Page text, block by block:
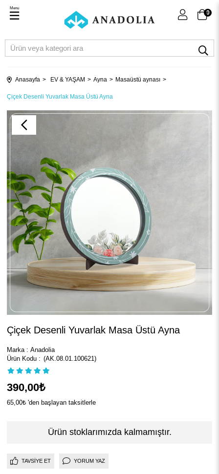
0
Menu
Anasayfa EV & YAŞAM Ayna Masaüstü aynası
Çiçek Desenli Yuvarlak Masa Üstü Ayna
Çiçek Desenli Yuvarlak Masa Üstü Ayna
Marka : Anadolia
(AK.08.01.100621)
390,00₺
65,00₺ 'den başlayan taksitlerle
Ürün stoklarımızda kalmamıştır.
TAVSIYE ET YORUM YAZ